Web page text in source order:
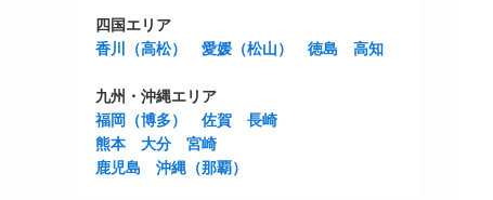
四国エリア
香川（高松）
愛媛（松山） 徳島 高知
九州・沖縄エリア
福岡（博多）
佐賀
長崎
熊本
大分
宮崎
鹿児島
沖縄（那覇）